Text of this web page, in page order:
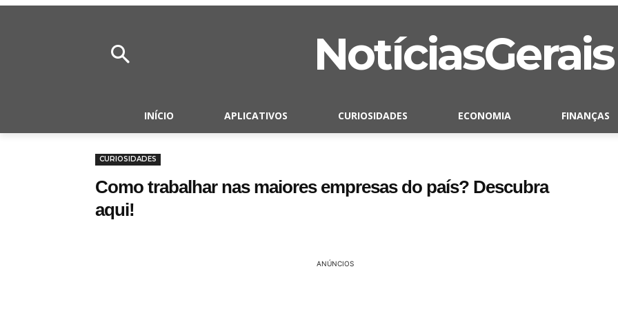
NotíciasGerais
INÍCIO APLICATIVOS CURIOSIDADES ECONOMIA FINANÇAS
CURIOSIDADES
Como trabalhar nas maiores empresas do país? Descubra
aqui!
ANÚNCIOS